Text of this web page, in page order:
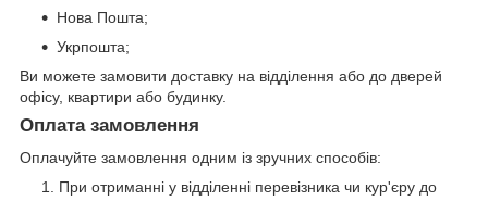
Нова Пошта;
Укрпошта;
Ви можете замовити доставку на відділення або до дверей
офісу, квартири або будинку.
Оплата замовлення
Оплачуйте замовлення одним із зручних способів:
При отриманні у відділенні перевізника чи кур'єру до